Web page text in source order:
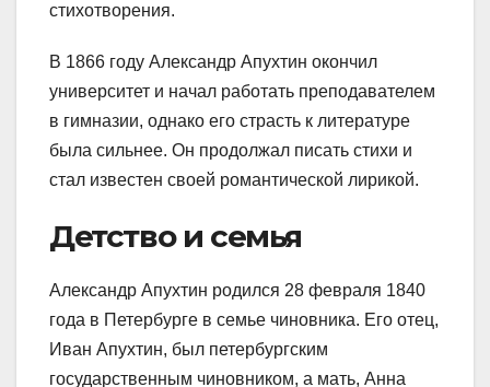
стихотворения.
В 1866 году Александр Апухтин окончил
университет и начал работать преподавателем
в гимназии, однако его страсть к литературе
была сильнее. Он продолжал писать стихи и
стал известен своей романтической лирикой.
Детство и семья
Александр Апухтин родился 28 февраля 1840
года в Петербурге в семье чиновника. Его отец,
Иван Апухтин, был петербургским
государственным чиновником, а мать, Анна